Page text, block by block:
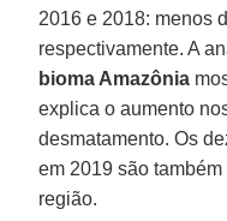
2016 e 2018: menos
respectivamente. A
bioma Amazônia
explica o aumento
desmatamento. Os
em 2019 são
região.